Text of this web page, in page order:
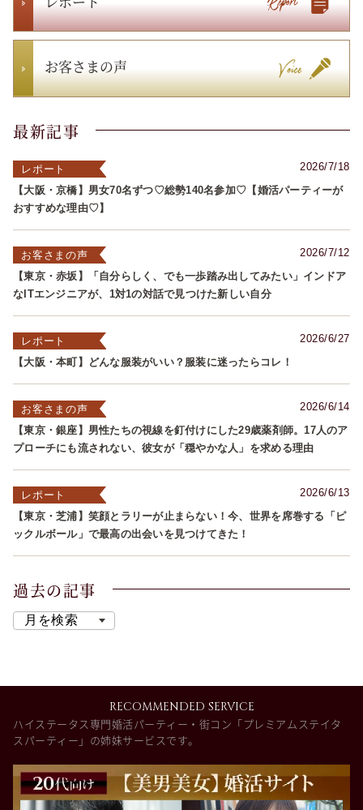
お客さまの声
最新記事
2026/7/18
レポート
【大阪・京橋】男女70名ずつ♡総勢140名参加♡【婚活パーティーが
おすすめな理由♡】
2026/7/12
お客さまの声
【東京・赤坂】「自分らしく、でも一歩踏み出してみたい」インドア
なITエンジニアが、1対1の対話で見つけた新しい自分
2026/6/27
レポート
【大阪・本町】どんな服装がいい？服装に迷ったらコレ！
2026/6/14
お客さまの声
【東京・銀座】男性たちの視線を釘付けにした29歳薬剤師。17人のア
プローチにも流されない、彼女が「穏やかな人」を求める理由
2026/6/13
レポート
【東京・芝浦】笑顔とラリーが止まらない！今、世界を席巻する「ピ
ックルボール」で最高の出会いを見つけてきた！
過去の記事
RECOMMENDED SERVICE
ハイステータス専門婚活パーティー・街コン「プレミアムステイタ
スパーティー」の姉妹サービスです。